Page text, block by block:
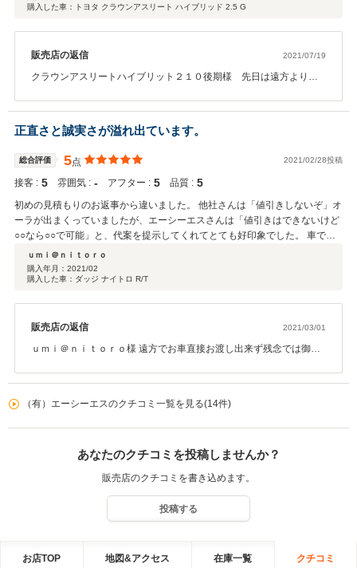
た車両を見つけました。 自分は北関東在住、エーシーエスさんは長崎
した。遠くて難しいと思っても自分の条件に合った車両であれば思い切って
行動してみるものだと自走で引き取った車両を眺めながら今回の購入を振り
返っています。 是非、購入を考えている方で条件に合う車両がエーシーエス
さんに掲載されていたら余計な心配は要らないと思います。即、問い合わせ
してみてください。きっと満足できる車両が手に入ると思いますよ。
購入した車：トヨタ クラウンアスリート ハイブリッド 2.5 G
販売店の返信 2021/07/19
クラウンアスリートハイブリット２１０後期様 先日は遠方よりご
りましても全国何処のディーラーさんでも対応出来る保証も入れて
おりますし、サポートもさせていただきますのでご安心下さい。ま
た長崎にいらっしゃる事がございましたら是非お立ち寄りくださ
い。今回はご購入いただき誠にありがとうございました。
正直さと誠実さが溢れ出ています。
総合評価 5点 2021/02/28投稿
接客 : 5 雰囲気 : ‐ アフター : 5 品質 : 5
初めの見積もりのお返事から違いました。 他社さんは「値引きしないぞ」オ
ーラが出まくっていましたが、エーシーエスさんは「値引きはできないけど
○○なら○○で可能」と、代案を提示してくれてとても好印象でした。 車で気
になるところや今後お金のかかりそうなところの意見を求めた際、本当にざ
っくばらんに忌憚のない意見を記載していただき、安心感が増しました。 実
車を見ずに車を買うなんて考えられませんでしたが、エーシーエスさんなら
をしていただきました。 その間もこまめにメールや写真で状況をおしらせく
ださり、安心できました。 最後の陸送業者さんへの引き渡し時の車の写真で
は、頼もしい我が子（車）の姿を添付してくれて、ちょっと感動しました。
車も非常に程度が良く、大切にされていた車を出庫前に丁寧に磨き上げて送
り出してくれたんだろうなというのが伝わってきました。大切にしますね。
タイトルの通り、正直さと誠実さが溢れ出ている会社さんでした。 エーシー
ｕｍｉ＠ｎｉｔｏｒｏ
購入年月： 2021/02
購入した車：ダッジ ナイトロ R/T
販売店の返信 2021/03/01
ｕｍｉ＠ｎｉｔｏｒｏ様 遠方でお車直接お渡し出来ず残念では御座
感謝しております。 今後も遠保でもご心配なくご購入いただけるよ
ご相談下さい。 この度はご購入いただき誠にありがとうございまし
（有）エーシーエスのクチコミ一覧を見る(14件)
あなたのクチコミを投稿しませんか？
販売店のクチコミを書き込めます。
投稿する
お店TOP 地図&アクセス 在庫一覧 クチコミ